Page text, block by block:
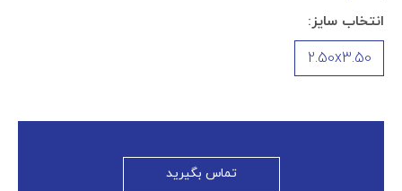
انتخاب سایز:
2.50x3.50
تماس بگیرید